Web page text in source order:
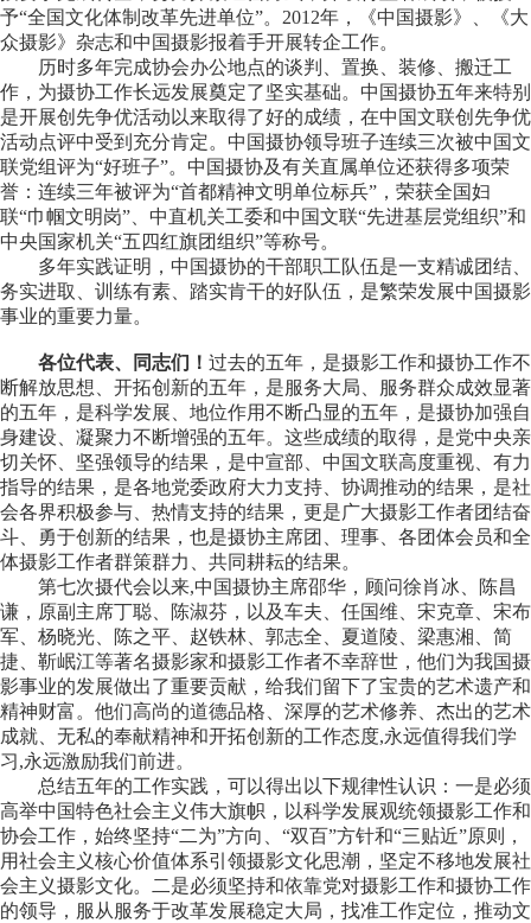
予“全国文化体制改革先进单位”。2012年，《中国摄影》、《大
众摄影》杂志和中国摄影报着手开展转企工作。
历时多年完成协会办公地点的谈判、置换、装修、搬迁工
作，为摄协工作长远发展奠定了坚实基础。中国摄协五年来特别
是开展创先争优活动以来取得了好的成绩，在中国文联创先争优
活动点评中受到充分肯定。中国摄协领导班子连续三次被中国文
联党组评为“好班子”。中国摄协及有关直属单位还获得多项荣
誉：连续三年被评为“首都精神文明单位标兵”，荣获全国妇
联“巾帼文明岗”、中直机关工委和中国文联“先进基层党组织”和
中央国家机关“五四红旗团组织”等称号。
多年实践证明，中国摄协的干部职工队伍是一支精诚团结、
务实进取、训练有素、踏实肯干的好队伍，是繁荣发展中国摄影
事业的重要力量。
各位代表、同志们！ 过去的五年，是摄影工作和摄协工作不
断解放思想、开拓创新的五年，是服务大局、服务群众成效显著
的五年，是科学发展、地位作用不断凸显的五年，是摄协加强自
身建设、凝聚力不断增强的五年。这些成绩的取得，是党中央亲
切关怀、坚强领导的结果，是中宣部、中国文联高度重视、有力
指导的结果，是各地党委政府大力支持、协调推动的结果，是社
会各界积极参与、热情支持的结果，更是广大摄影工作者团结奋
斗、勇于创新的结果，也是摄协主席团、理事、各团体会员和全
体摄影工作者群策群力、共同耕耘的结果。
第七次摄代会以来,中国摄协主席邵华，顾问徐肖冰、陈昌
谦，原副主席丁聪、陈淑芬，以及车夫、任国维、宋克章、宋布
军、杨晓光、陈之平、赵铁林、郭志全、夏道陵、梁惠湘、简
捷、靳岷江等著名摄影家和摄影工作者不幸辞世，他们为我国摄
影事业的发展做出了重要贡献，给我们留下了宝贵的艺术遗产和
精神财富。他们高尚的道德品格、深厚的艺术修养、杰出的艺术
成就、无私的奉献精神和开拓创新的工作态度,永远值得我们学
习,永远激励我们前进。
总结五年的工作实践，可以得出以下规律性认识：一是必须
高举中国特色社会主义伟大旗帜，以科学发展观统领摄影工作和
协会工作，始终坚持“二为”方向、“双百”方针和“三贴近”原则，
用社会主义核心价值体系引领摄影文化思潮，坚定不移地发展社
会主义摄影文化。二是必须坚持和依靠党对摄影工作和摄协工作
的领导，服从服务于改革发展稳定大局，找准工作定位，推动文